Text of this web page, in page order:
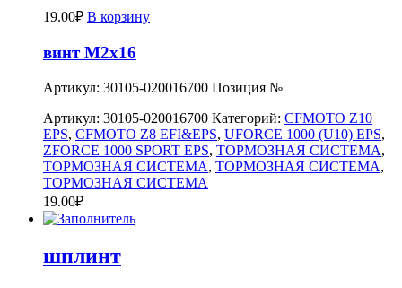
19.00₽ В корзину
винт М2х16
Артикул: 30105-020016700 Позиция №
Артикул: 30105-020016700 Категорий: CFMOTO Z10
EPS, CFMOTO Z8 EFI&EPS, UFORCE 1000 (U10) EPS,
ZFORCE 1000 SPORT EPS, ТОРМОЗНАЯ СИСТЕМА,
ТОРМОЗНАЯ СИСТЕМА, ТОРМОЗНАЯ СИСТЕМА,
ТОРМОЗНАЯ СИСТЕМА
19.00₽
шплинт